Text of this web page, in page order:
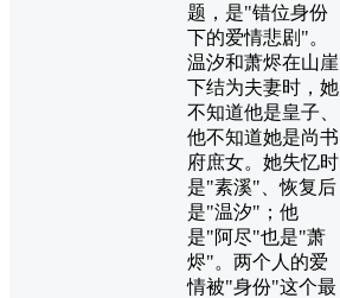
题，是"错位身份
下的爱情悲剧"。
温汐和萧烬在山崖
下结为夫妻时，她
不知道他是皇子、
他不知道她是尚书
府庶女。她失忆时
是"素溪"、恢复后
是"温汐"；他
是"阿尽"也是"萧
烬"。两个人的爱
情被"身份"这个最